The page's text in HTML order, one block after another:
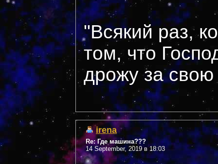
"Всякий раз,
том, что
дрожу за свою
irena
Re: Где машина???
14 September, 2019 в 18:03